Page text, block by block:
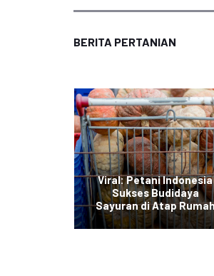
BERITA PERTANIAN
Viral: Petani Indonesia
Sukses Budidaya
Sayuran di Atap